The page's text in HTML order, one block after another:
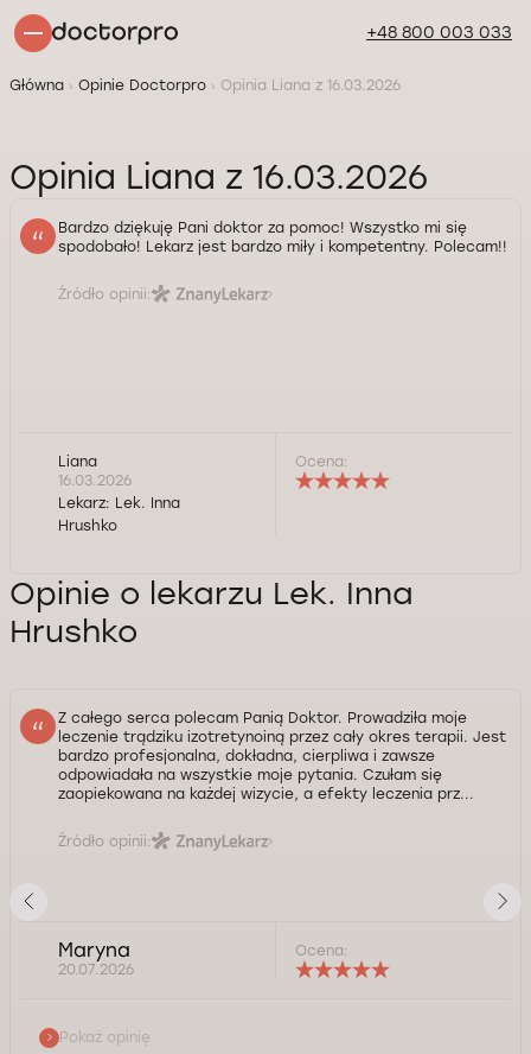
+48 800 003 033
Główna Opinie Doctorpro Opinia Liana z 16.03.2026
Opinia Liana z 16.03.2026
Bardzo dziękuję Pani doktor za pomoc! Wszystko mi się
spodobało! Lekarz jest bardzo miły i kompetentny. Polecam!!
Źródło opinii:
Liana
16.03.2026
Lekarz: Lek. Inna
Hrushko
Ocena:
Opinie o lekarzu Lek. Inna
Hrushko
Z całego serca polecam Panią Doktor. Prowadziła moje
leczenie trądziku izotretynoiną przez cały okres terapii. Jest
bardzo profesjonalna, dokładna, cierpliwa i zawsze
odpowiadała na wszystkie moje pytania. Czułam się
zaopiekowana na każdej wizycie, a efekty leczenia prz...
Źródło opinii:
Maryna
20.07.2026
Ocena:
Pokaż opinię